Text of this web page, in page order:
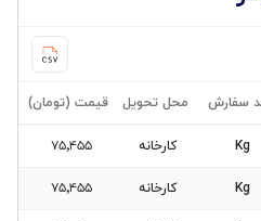
سفارش محل تحویل قیمت (تومان)
Kg کارخانه ۷۵٬۴۵۵
Kg کارخانه ۷۵٬۴۵۵